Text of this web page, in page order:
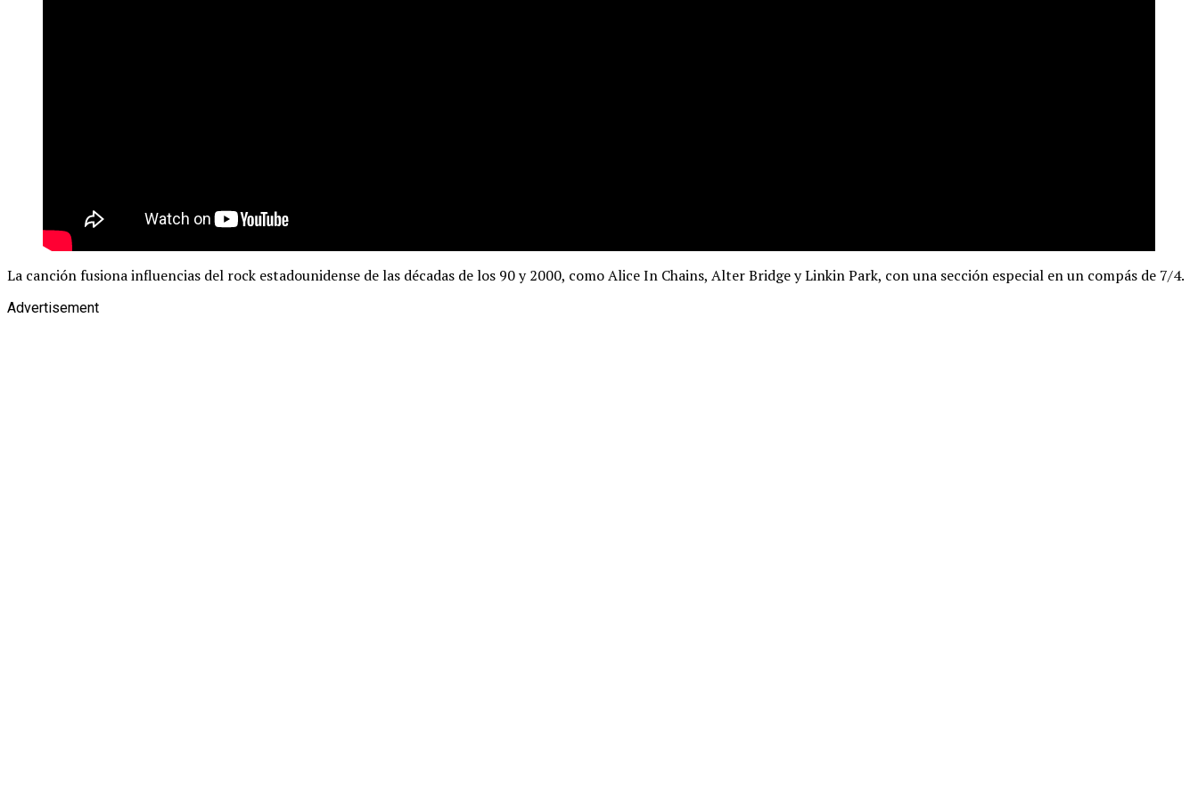
La canción fusiona influencias del rock estadounidense de las décadas de los 90 y 2000, como Alice In Chains, Alter Bridge y Linkin Park, con una sección especial en un compás de 7/4.
Advertisement